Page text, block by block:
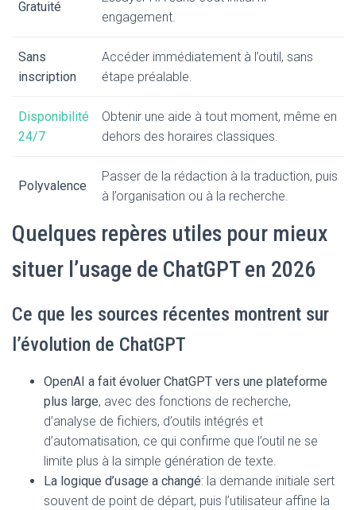
Gratuité
engagement.
Sans
inscription
Accéder immédiatement à l’outil, sans
étape préalable.
Disponibilité
24/7
Obtenir une aide à tout moment, même en
dehors des horaires classiques.
Polyvalence
Passer de la rédaction à la traduction, puis
à l’organisation ou à la recherche.
Quelques repères utiles pour mieux
situer l’usage de ChatGPT en 2026
Ce que les sources récentes montrent sur
l’évolution de ChatGPT
OpenAI a fait évoluer ChatGPT vers une plateforme
plus large, avec des fonctions de recherche,
d’analyse de fichiers, d’outils intégrés et
d’automatisation, ce qui confirme que l’outil ne se
limite plus à la simple génération de texte.
La logique d’usage a changé: la demande initiale sert
souvent de point de départ, puis l’utilisateur affine la